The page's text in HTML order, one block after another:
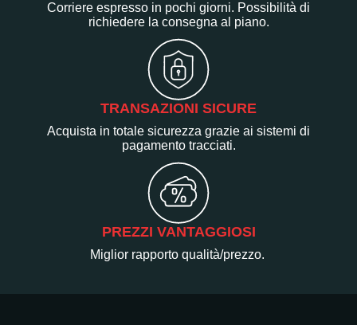
Corriere espresso in pochi giorni. Possibilità di
richiedere la consegna al piano.
TRANSAZIONI SICURE
Acquista in totale sicurezza grazie ai sistemi di
pagamento tracciati.
PREZZI VANTAGGIOSI
Miglior rapporto qualità/prezzo.